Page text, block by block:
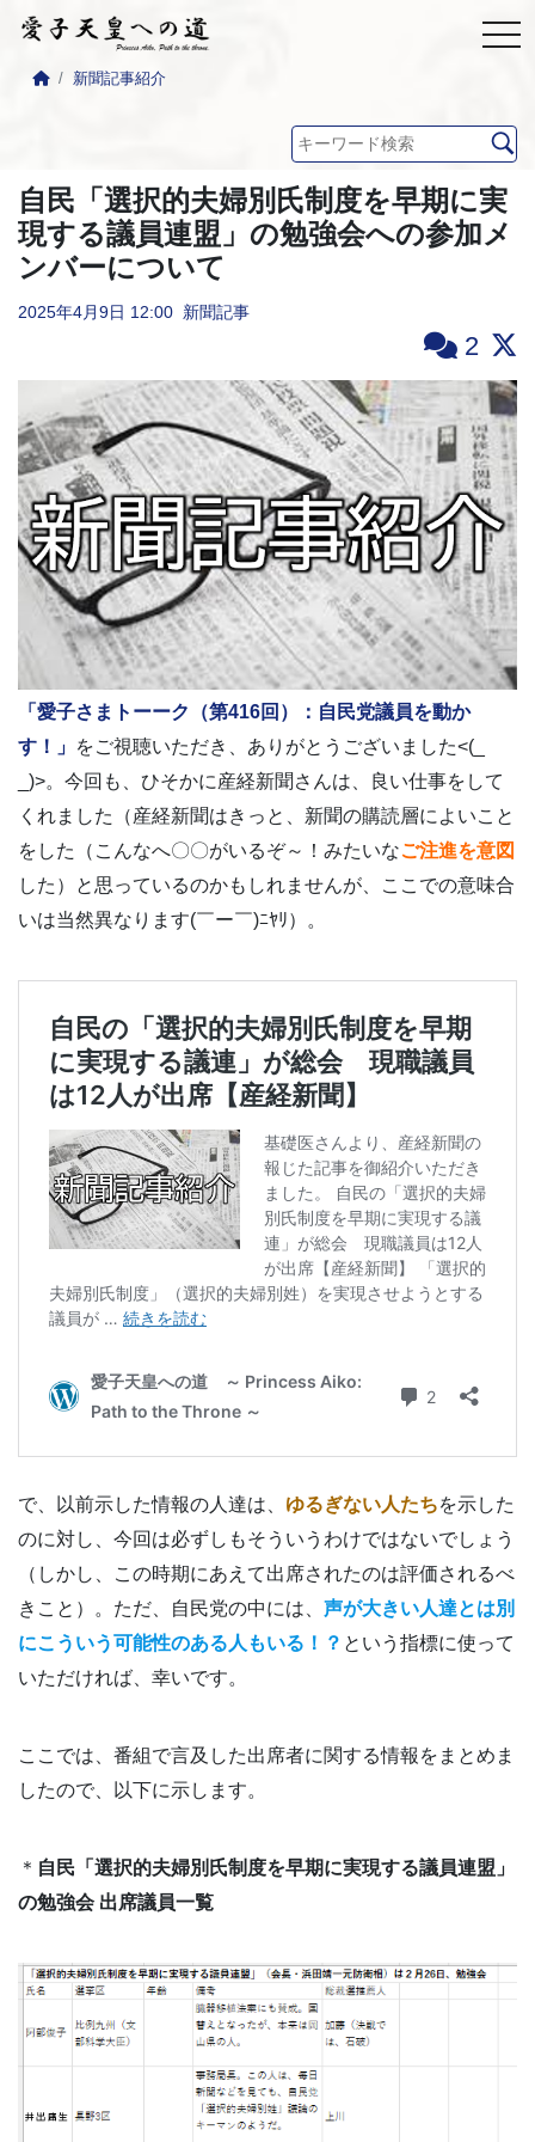
新聞記事紹介
自民「選択的夫婦別氏制度を早期に実
現する議員連盟」の勉強会への参加メ
ンバーについて
2025年4月9日 12:00 新聞記事
2
「愛子さまトーーク（第416回）：自民党議員を動か
す！」 をご視聴いただき、ありがとうございました<(_
_)>。今回も、ひそかに産経新聞さんは、良い仕事をして
くれました（産経新聞はきっと、新聞の購読層によいこと
をした（こんなへ〇〇がいるぞ～！みたいなご注進を意図
した）と思っているのかもしれませんが、ここでの意味合
いは当然異なります(￣ー￣)ﾆﾔﾘ）。
で、以前示した情報の人達は、 ゆるぎない人たちを示した
のに対し、今回は必ずしもそういうわけではないでしょう
（しかし、この時期にあえて出席されたのは評価されるべ
きこと）。ただ、自民党の中には、 声が大きい人達とは別
にこういう可能性のある人もいる！？ という指標に使って
いただければ、幸いです。
ここでは、番組で言及した出席者に関する情報をまとめま
したので、以下に示します。
＊ 自民「選択的夫婦別氏制度を早期に実現する議員連盟」
の勉強会 出席議員一覧